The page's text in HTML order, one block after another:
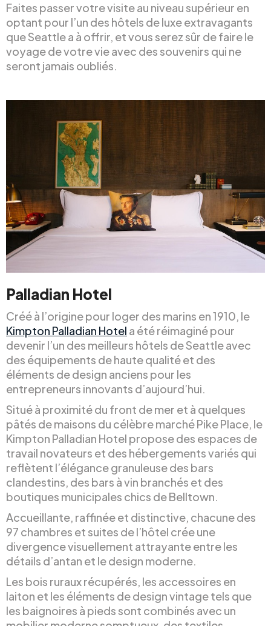
Faites passer votre visite au niveau supérieur en
optant pour l’un des hôtels de luxe extravagants
que Seattle a à offrir, et vous serez sûr de faire le
voyage de votre vie avec des souvenirs qui ne
seront jamais oubliés.
Palladian Hotel
Créé à l’origine pour loger des marins en 1910, le
Kimpton Palladian Hotel a été réimaginé pour
devenir l’un des meilleurs hôtels de Seattle avec
des équipements de haute qualité et des
éléments de design anciens pour les
entrepreneurs innovants d’aujourd’hui.
Situé à proximité du front de mer et à quelques
pâtés de maisons du célèbre marché Pike Place, le
Kimpton Palladian Hotel propose des espaces de
travail novateurs et des hébergements variés qui
reflètent l’élégance granuleuse des bars
clandestins, des bars à vin branchés et des
boutiques municipales chics de Belltown.
Accueillante, raffinée et distinctive, chacune des
97 chambres et suites de l’hôtel crée une
divergence visuellement attrayante entre les
détails d’antan et le design moderne.
Les bois ruraux récupérés, les accessoires en
laiton et les éléments de design vintage tels que
les baignoires à pieds sont combinés avec un